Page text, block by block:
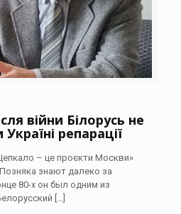
війни Білорусь не
репарації
– це проєкти Москви»
знают далеко за
80-х он был одним из
[…]